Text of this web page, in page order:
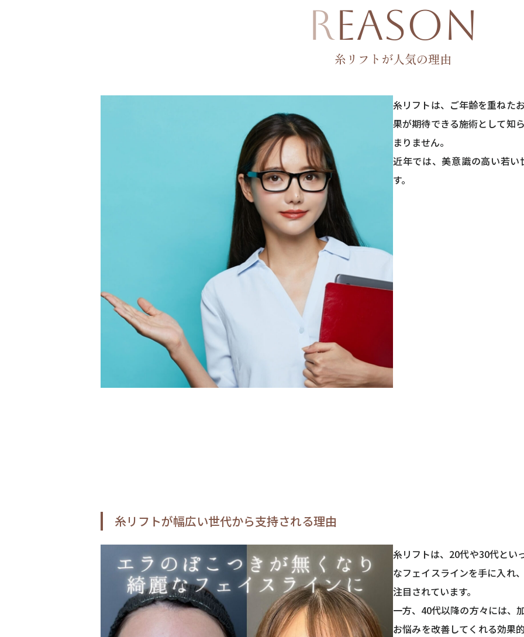
REASON
糸リフトが人気の理由
糸リフトは、ご年齢を重ねた
果が期待できる施術として知
まりません。
近年では、美意識の高い若
す。
糸リフトが幅広い世代から支持される理由
糸リフトは、20代や30代とい
なフェイスラインを手に入れ
注目されています。
一方、40代以降の方々には、
お悩みを改善してくれる効果